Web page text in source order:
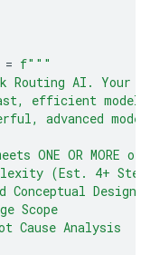
= f"""
Routing AI.
efficient model
advanced
ONE OR
(Est. 4+
Design
Scope
Cause Analysis